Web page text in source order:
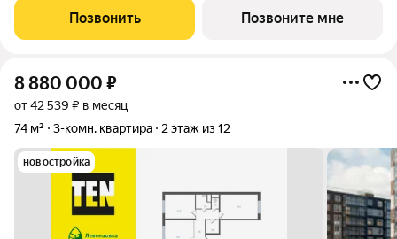
Позвонить Позвоните мне
8 880 000 ₽
от 42 539 ₽ в месяц
74 м²
3-комн. квартира 2 этаж из 12
новостройка